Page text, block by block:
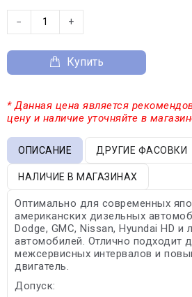
− +
Купить
* Данная цена является
цену и наличие уточняйте в
ОПИСАНИЕ ДРУГИЕ ФАСОВКИ
НАЛИЧИЕ В МАГАЗИНАХ
Оптимально для современных
американских дизельных
Dodge, GMC, Nissan, Hyundai HD и
автомобилей. Отлично подходит
межсервисных интервалов и
двигатель.
Допуск: